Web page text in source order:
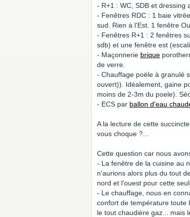
- R+1 : WC, SDB et dressing
- Fenêtres RDC : 1 baie
sud. Rien à l'Est. 1 fenêtre
- Fenêtres R+1 : 2 fenêtres
sdb) et une fenêtre est
- Maçonnerie brique
de verre.
- Chauffage poële à granulé
ouvert)). Idéalement, gaine
moins de 2-3m du poele).
- ECS par ballon d'eau
A la lecture de cette
vous choque ?...
Cette question car nous
- La fenêtre de la cuisine au
n'aurions alors plus du tout
nord et l'ouest pour cette
- Le chauffage, nous en
confort de température toute
le tout chaudière gaz... mais